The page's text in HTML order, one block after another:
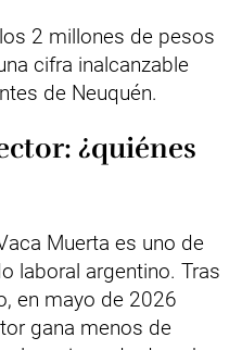
2 millones de pesos
cifra inalcanzable
de Neuquén.
¿quiénes
Muerta es uno de
laboral argentino. Tras
en mayo de 2026
gana menos de